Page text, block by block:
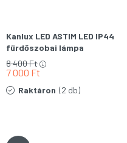
Kanlux LED ASTIM LED IP44
fürdőszobai lámpa
7 000 Ft
8 400Ft
Raktáron (2 db)